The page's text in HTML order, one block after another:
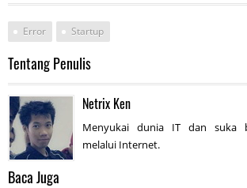
Error Startup
Tentang Penulis
Netrix Ken
Menyukai dunia IT dan suka
melalui Internet.
Baca Juga